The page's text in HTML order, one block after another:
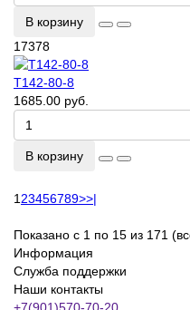
В корзину
17378
Т142-80-8
1685.00 руб.
В корзину
1 23456789>>|
Показано с 1 по 15 из 171
Информация
Служба поддержки
Наши контакты
+7(901)570-70-20